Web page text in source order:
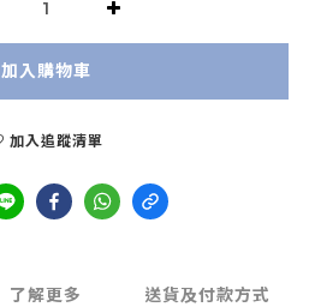
加入購物車
加入追蹤清單
了解更多 送貨及付款方式